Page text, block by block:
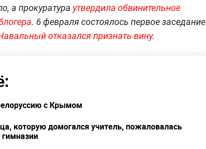
а прокуратура утвердила обвинительное
. 6 февраля состоялось первое заседание
отказался признать вину.
с Крымом
которую домогался учитель, пожаловалась